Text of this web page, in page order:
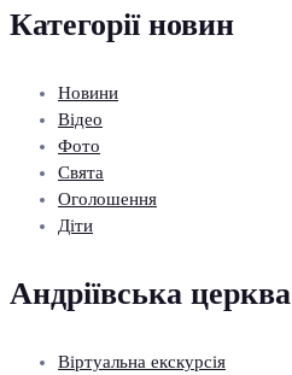
Категорії новин
Новини
Відео
Фото
Свята
Оголошення
Діти
Андріївська церква
Віртуальна екскурсія